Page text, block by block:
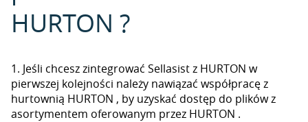
HURTON ?
1. Jeśli chcesz zintegrować Sellasist z HURTON w
pierwszej kolejności należy nawiązać współpracę z
hurtownią HURTON , by uzyskać dostęp do plików z
asortymentem oferowanym przez HURTON .